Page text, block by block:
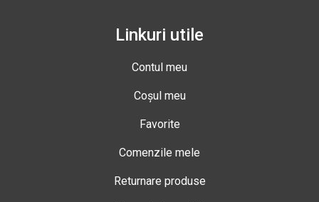
Linkuri utile
Contul meu
Coșul meu
Favorite
Comenzile mele
Returnare produse